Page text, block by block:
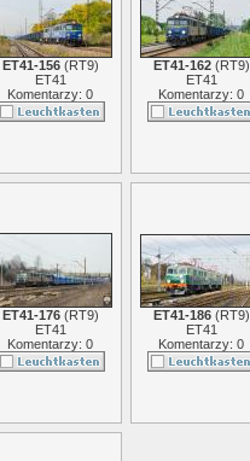
ET41-156(RT9)
ET41
Komentarzy: 0
ET41-162(RT9)
ET41
Komentarzy: 0
ET41-176(RT9)
ET41
Komentarzy: 0
ET41-186(RT9)
ET41
Komentarzy: 0